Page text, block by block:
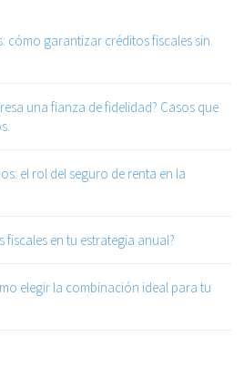
cómo garantizar créditos fiscales sin
una fianza de fidelidad? Casos que
el rol del seguro de renta en la
en tu estrategia anual?
elegir la combinación ideal para tu